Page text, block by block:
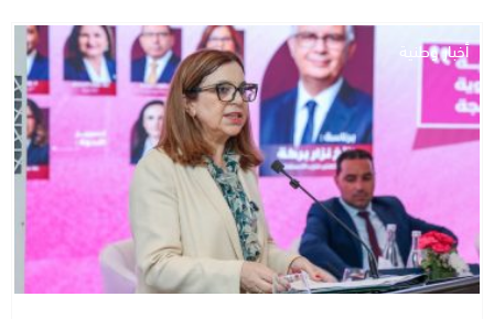
أخبار وطنية